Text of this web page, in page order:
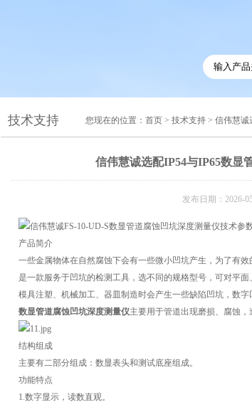
技术支持 您现在的位置： 首页 > 技术支持 > 信伟慧诚
信伟慧诚选配IP54与IP65数显
发布日期：
产品简介
一些金属物体在自然腐蚀下会有一些微小凹坑产生，为了有
是一款服务于凹坑的检测工具，选不同的规格型号，可对平
模具注塑、机械加工、器皿制造时会产生一些缺陷凹坑，数字
数显管道腐蚀凹坑深度测量仪主要用于管道出现磨损、腐蚀，
结构组成
主要有二部分组成：数显表头和测试底座组成。
功能特点
1.数字显示，读数直观。